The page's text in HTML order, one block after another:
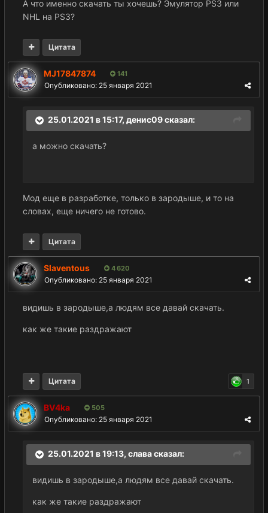
А что именно скачать ты хочешь? Эмулятор PS3 или
NHL на PS3?
Цитата
MJ17847874 141
Опубликовано: 25 января 2021
25.01.2021 в 15:17, денис09сказал:
а можно скачать?
Мод еще в разработке, только в зародыше, и то на
словах, еще ничего не готово.
Цитата
Slaventous 4 620
Опубликовано: 25 января 2021
видишь в зародыше,а людям все давай скачать.
как же такие раздражают
1
Цитата
BV4ka 505
Опубликовано: 25 января 2021
25.01.2021 в 19:13, славасказал:
видишь в зародыше,а людям все давай скачать.
как же такие раздражают